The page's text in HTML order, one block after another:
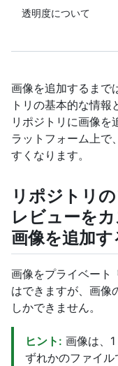
透明度について
画像を追加するまで
トリの基本的な情報
リポジトリに画像を
ラットフォーム上で
すくなります。
リポジトリ
レビューを
画像を追加す
画像をプライベート
はできますが、画像
しかできません。
ヒント: 画像は、
ずれかのファイ